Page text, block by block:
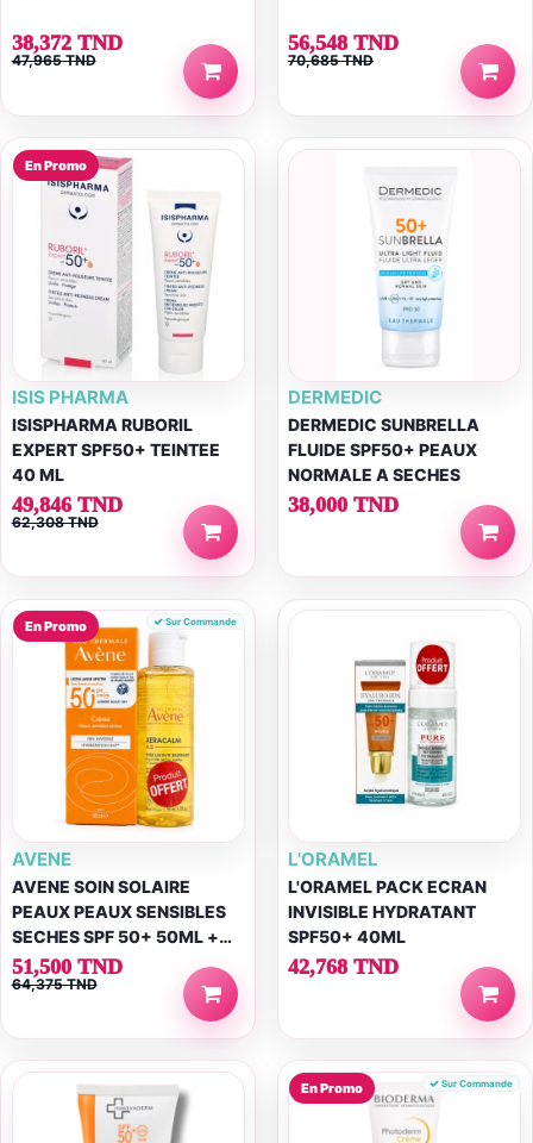
38,372 TND
47,965 TND
56,548 TND
70,685 TND
En Promo
ISIS PHARMA
ISISPHARMA RUBORIL
EXPERT SPF50+ TEINTEE
40 ML
49,846 TND
62,308 TND
DERMEDIC
DERMEDIC SUNBRELLA
FLUIDE SPF50+ PEAUX
NORMALE A SECHES
38,000 TND
En Promo Sur Commande
AVENE
AVENE SOIN SOLAIRE
PEAUX PEAUX SENSIBLES
SECHES SPF 50+ 50ML +
XERACALM HUILE
LAVANTE...
51,500 TND
64,375 TND
L'ORAMEL
L'ORAMEL PACK ECRAN
INVISIBLE HYDRATANT
SPF50+ 40ML
42,768 TND
En Promo Sur Commande